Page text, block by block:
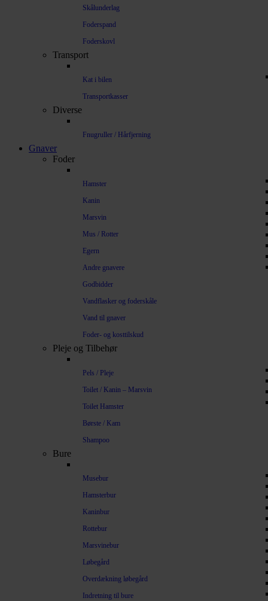
Skålunderlag
Foderspand
Foderskovl
Transport
Kat i bilen
Transportkasser
Diverse
Fnugruller / Hårfjerning
Gnaver
Foder
Hamster
Kanin
Marsvin
Mus / Rotter
Egern
Andre gnavere
Godbidder
Vandflasker og foderskåle
Vand til gnaver
Foder- og kosttilskud
Pleje og Tilbehør
Pels / Pleje
Toilet / Kanin – Marsvin
Toilet Hamster
Børste / Kam
Shampoo
Bure
Musebur
Hamsterbur
Kaninbur
Rottebur
Marsvinebur
Løbegård
Overdækning løbegård
Indretning til bure